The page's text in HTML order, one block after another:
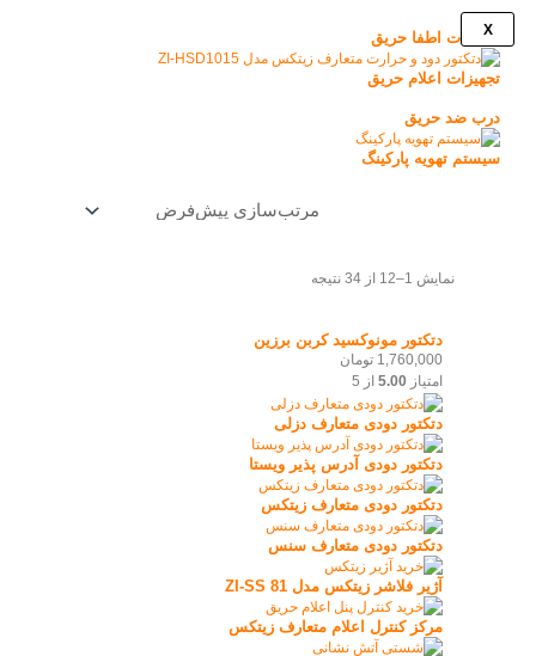
X
تجهیزات اطفا حریق
تجهیزات اعلام حریق
درب ضد حریق
سیستم تهویه پارکینگ
نمایش 1–12 از 34 نتیجه
دتکتور مونوکسید کربن برزین
1,760,000 تومان
امتیاز 5.00از 5
دتکتور دودی متعارف دزلی
دتکتور دودی آدرس پذیر ویستا
دتکتور دودی متعارف زیتکس
دتکتور دودی متعارف سنس
آژیر فلاشر زیتکس مدل ZI-SS 81
مرکز کنترل اعلام متعارف زیتکس